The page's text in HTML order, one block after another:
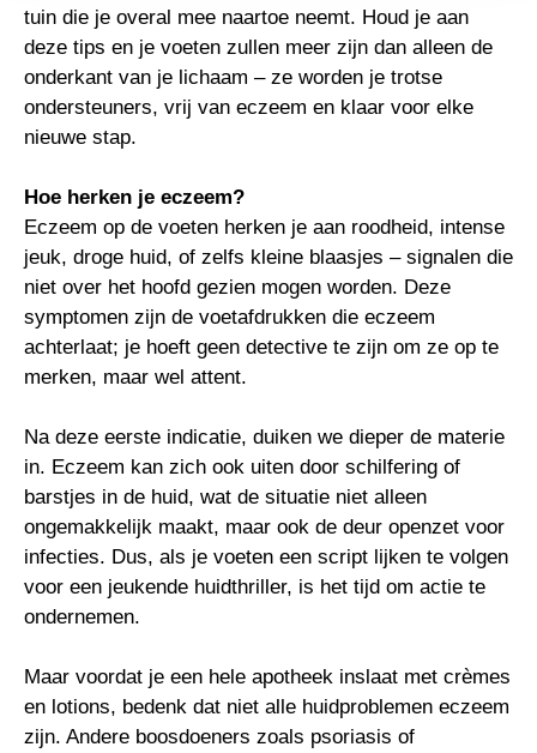
tuin die je overal mee naartoe neemt. Houd je aan
deze tips en je voeten zullen meer zijn dan alleen de
onderkant van je lichaam – ze worden je trotse
ondersteuners, vrij van eczeem en klaar voor elke
nieuwe stap.
Hoe herken je eczeem?
Eczeem op de voeten herken je aan roodheid, intense
jeuk, droge huid, of zelfs kleine blaasjes – signalen die
niet over het hoofd gezien mogen worden. Deze
symptomen zijn de voetafdrukken die eczeem
achterlaat; je hoeft geen detective te zijn om ze op te
merken, maar wel attent.
Na deze eerste indicatie, duiken we dieper de materie
in. Eczeem kan zich ook uiten door schilfering of
barstjes in de huid, wat de situatie niet alleen
ongemakkelijk maakt, maar ook de deur openzet voor
infecties. Dus, als je voeten een script lijken te volgen
voor een jeukende huidthriller, is het tijd om actie te
ondernemen.
Maar voordat je een hele apotheek inslaat met crèmes
en lotions, bedenk dat niet alle huidproblemen eczeem
zijn. Andere boosdoeners zoals psoriasis of